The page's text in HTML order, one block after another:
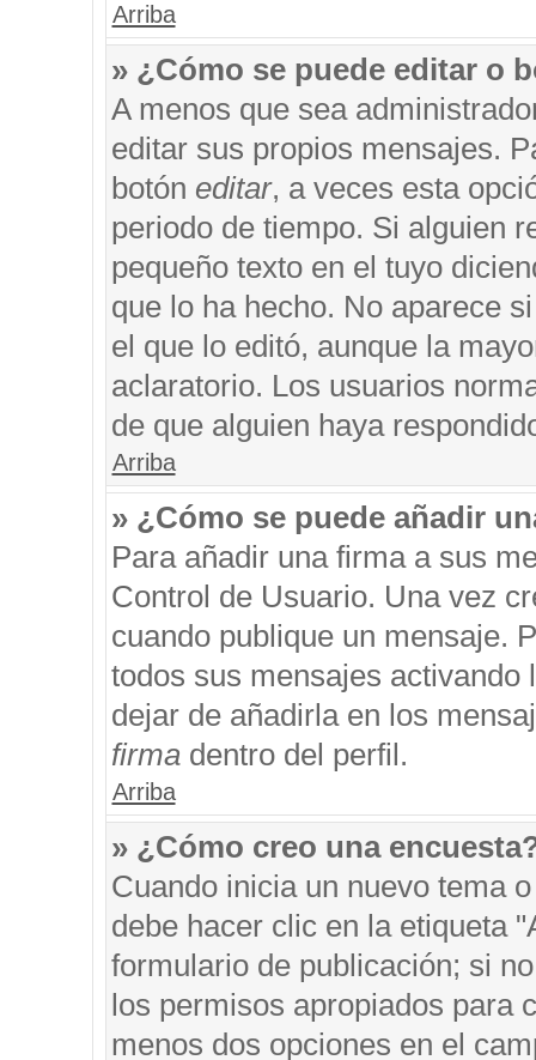
Arriba
» ¿Cómo se puede editar o
A menos que sea
editar sus propios mensajes.
botón editar, a veces esta
periodo de tiempo. Si alguien
pequeño texto en el tuyo
que lo ha hecho. No aparece
el que lo editó, aunque la
aclaratorio. Los usuarios
de que alguien haya
Arriba
» ¿Cómo se puede añadir
Para añadir una firma a sus
Control de Usuario. Una vez
cuando publique un mensaje.
todos sus mensajes
dejar de añadirla en los
firmadentro del perfil.
Arriba
» ¿Cómo creo una
Cuando inicia un nuevo tema
debe hacer clic en la etiqueta
formulario de publicación; si
los permisos apropiados para
menos dos opciones en el